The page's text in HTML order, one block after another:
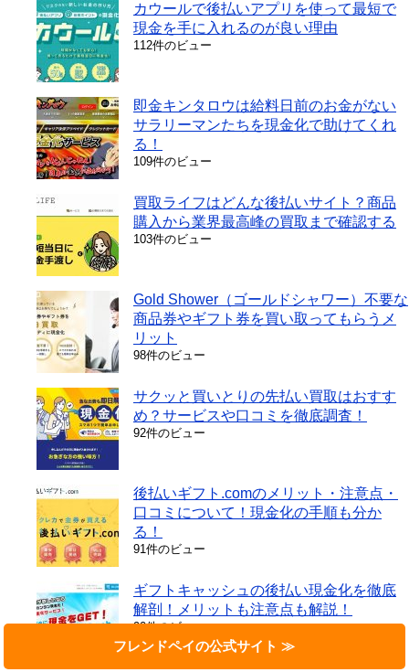
カウールで後払いアプリを使って最短で
現金を手に入れるのが良い理由
112件のビュー
即金キンタロウは給料日前のお金がない
サラリーマンたちを現金化で助けてくれ
る！
109件のビュー
買取ライフはどんな後払いサイト？商品
購入から業界最高峰の買取まで確認する
103件のビュー
Gold Shower（ゴールドシャワー）不要な
商品券やギフト券を買い取ってもらうメ
リット
98件のビュー
サクッと買いとりの先払い買取はおすす
め？サービスや口コミを徹底調査！
92件のビュー
後払いギフト.comのメリット・注意点・
口コミについて！現金化の手順も分か
る！
91件のビュー
ギフトキャッシュの後払い現金化を徹底
解剖！メリットも注意点も解説！
90件のビュー
フレンドペイの公式サイト